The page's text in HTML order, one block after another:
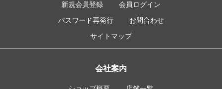
新規会員登録
会員ログイン
パスワード再発行
お問合わせ
サイトマップ
会社案内